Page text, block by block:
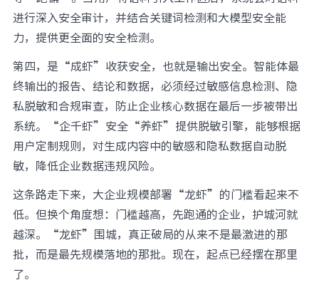
进行深入安全审计，并结合关键词检测和大模型安全能
力，提供更全面的安全检测。
第四，是“成虾”收获安全，也就是输出安全。智能体最
终输出的报告、结论和数据，必须经过敏感信息检测、隐
私脱敏和合规审查，防止企业核心数据在最后一步被带出
系统。“企千虾”安全“养虾”提供脱敏引擎，能够根据
用户定制规则，对生成内容中的敏感和隐私数据自动脱
敏，降低企业数据违规风险。
这条路走下来，大企业规模部署“龙虾”的门槛看起来不
低。但换个角度想：门槛越高，先跑通的企业，护城河就
越深。“龙虾”围城，真正破局的从来不是最激进的那
批，而是最先规模落地的那批。现在，起点已经摆在那里
了。